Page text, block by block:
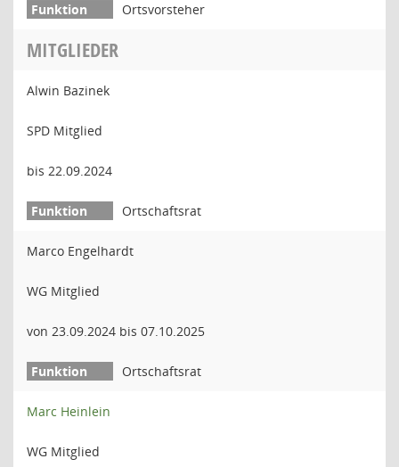
Ortsvorsteher
MITGLIEDER
Alwin Bazinek
SPD Mitglied
bis 22.09.2024
Ortschaftsrat
Marco Engelhardt
WG Mitglied
von 23.09.2024 bis 07.10.2025
Ortschaftsrat
Marc Heinlein
WG Mitglied